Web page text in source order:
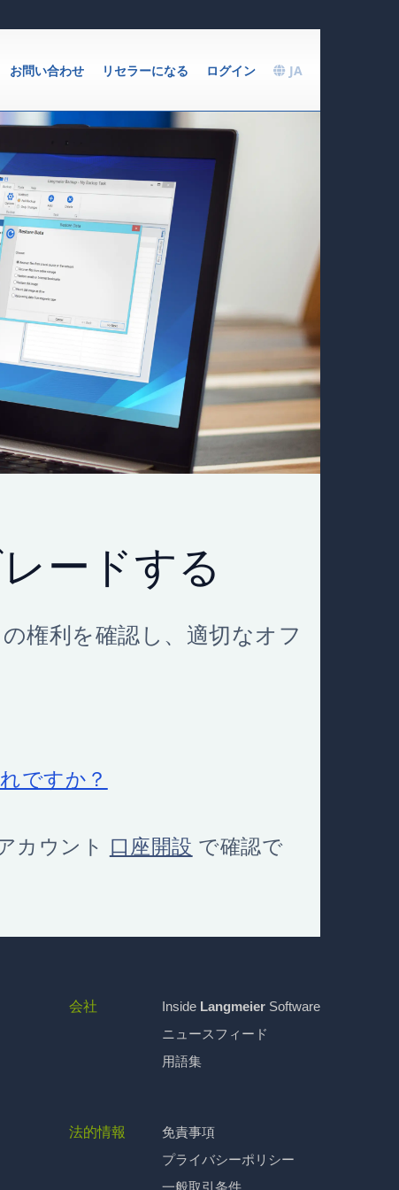
JA
ログイン
リセラーになる
お問い合わせ
ードする
権利を確認し、適切なオフ
ですか？
カウント 口座開設 で確認で
会社 Inside LangmeierSoftware
ニュースフィード
用語集
法的情報
免責事項
プライバシーポリシー
一般取引条件